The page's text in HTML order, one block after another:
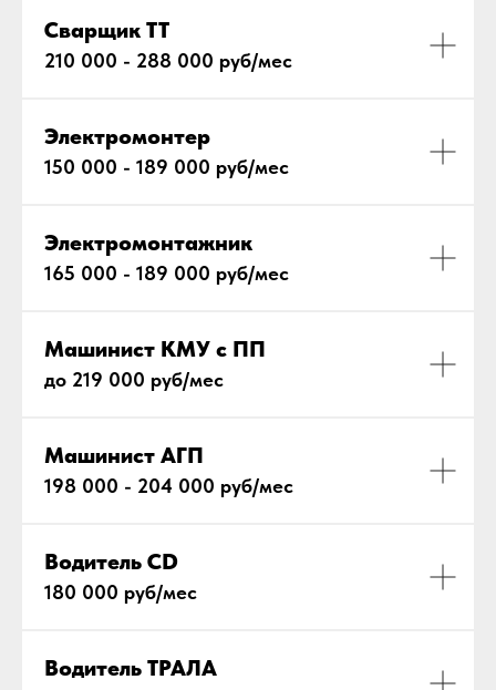
Сварщик ТТ
210 000 - 288 000 руб/мес
Электромонтер
150 000 - 189 000 руб/мес
Электромонтажник
165 000 - 189 000 руб/мес
Машинист КМУ с ПП
до 219 000 руб/мес
Машинист АГП
198 000 - 204 000 руб/мес
Водитель СD
180 000 руб/мес
Водитель ТРАЛА